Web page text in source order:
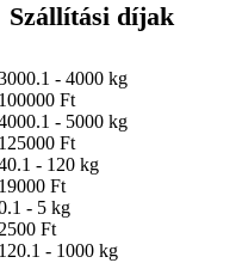
Szállítási díjak
- 4000 kg
Ft
- 5000 kg
Ft
- 120 kg
Ft
- 5 kg
Ft
- 1000 kg